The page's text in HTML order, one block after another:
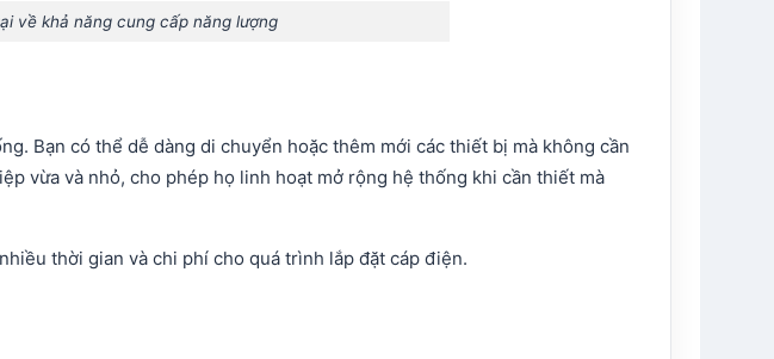
về khả năng cung cấp năng lượng
Bạn có thể dễ dàng di chuyển hoặc thêm mới các thiết bị mà không cần
vừa và nhỏ, cho phép họ linh hoạt mở rộng hệ thống khi cần thiết mà
thời gian và chi phí cho quá trình lắp đặt cáp điện.